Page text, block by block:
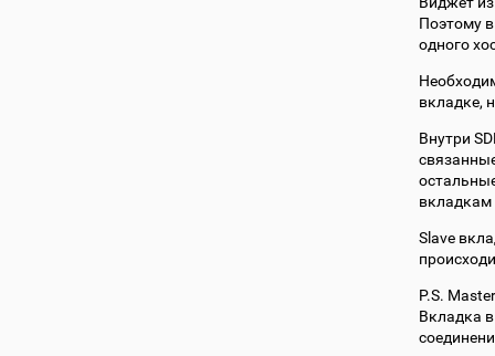
Поэтому
одного
вкладке,
Внутри
вкладкам
Slave
P.S.
Вкладка